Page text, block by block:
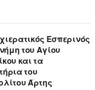
Εσπερινός
του Αγίου
και τα
του
Άρτης